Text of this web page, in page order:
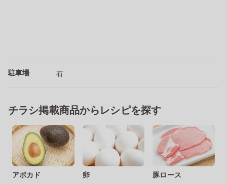
駐車場 有
チラシ掲載商品からレシピを探す
アボカド 卵 豚ロース